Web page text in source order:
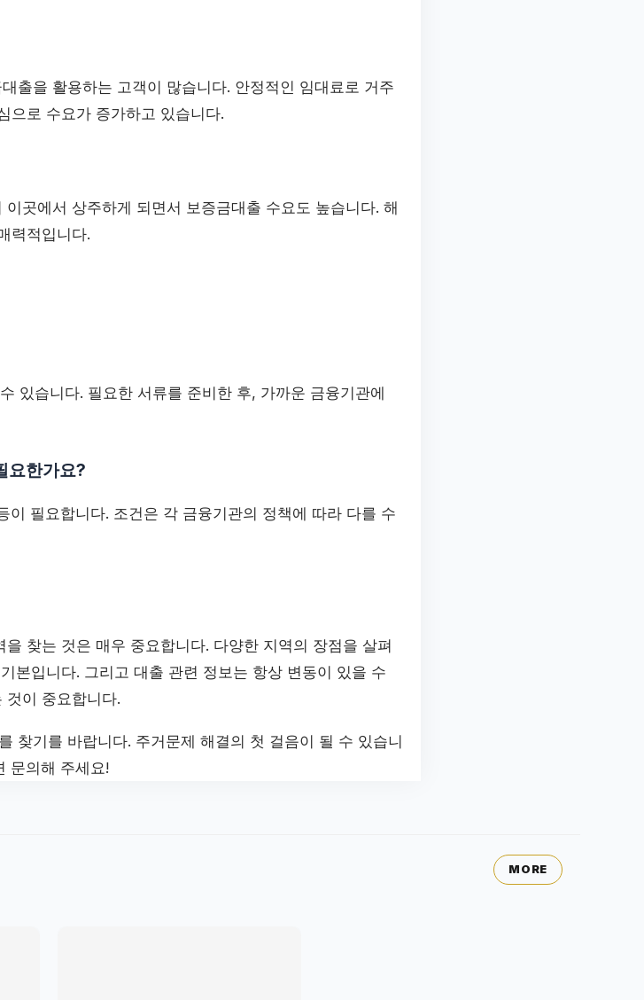
출을 활용하는 고객이 많습니다. 안정적인 임대료로 거주
으로 수요가 증가하고 있습니다.
곳에서 상주하게 되면서 보증금대출 수요도 높습니다. 해
력적입니다.
있습니다. 필요한 서류를 준비한 후, 가까운 금융기관에
요한가요?
필요합니다. 조건은 각 금융기관의 정책에 따라 다를 수
찾는 것은 매우 중요합니다. 다양한 지역의 장점을 살펴
본입니다. 그리고 대출 관련 정보는 항상 변동이 있을 수
것이 중요합니다.
찾기를 바랍니다. 주거문제 해결의 첫 걸음이 될 수 있습니
문의해 주세요!
MORE